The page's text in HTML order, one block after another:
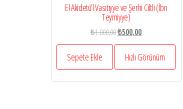
El Akidetü’l Vasıtıyye ve Şerhi Ciltli (İbn
Teymiyye)
₺1.000,00Orijinal
fiyat:
₺1.000,00.
₺500,00Şu
andaki
fiyat:
₺500,00.
Sepete Ekle Hızlı Görünüm